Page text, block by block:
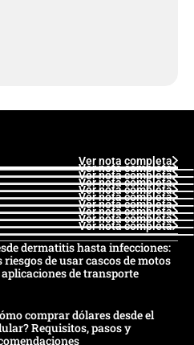
Ver nota completa
Ver nota completa
Ver nota completa
Ver nota completa
Ver nota completa
Ver nota completa
Ver nota completa
Ver nota completa
Ver nota completa
Ver nota completa
dermatitis hasta infecciones:
riesgos de usar cascos de motos
aplicaciones de transporte
comprar dólares desde el
Requisitos, pasos y